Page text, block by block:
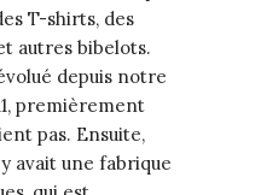
T-shirts, des
autres bibelots.
depuis notre
premièrement
pas. Ensuite,
avait une fabrique